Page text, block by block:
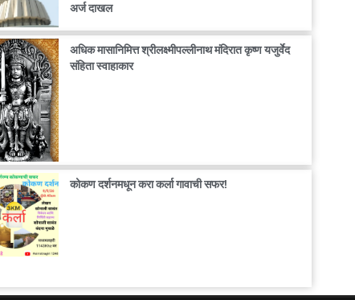
अर्ज दाखल
अधिक मासानिमित्त श्रीलक्ष्मीपल्लीनाथ मंदिरात कृष्ण यजुर्वेद
संहिता स्वाहाकार
कोकण दर्शनमधून करा कर्ला गावाची सफर!